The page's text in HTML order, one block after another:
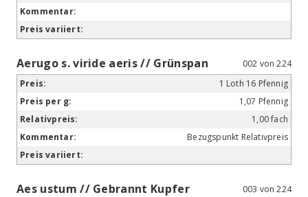
Aerugo s. viride aeris // Grünspan
002 von 224
1 Loth 16 Pfennig
1,07 Pfennig
1,00 fach
Bezugspunkt Relativpreis
Aes ustum // Gebrannt Kupfer
003 von 224